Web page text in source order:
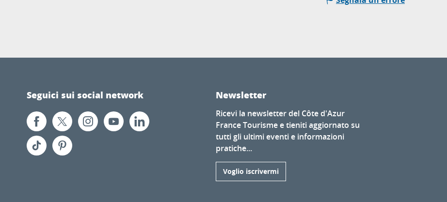
Seguici sui social network Newsletter
Ricevi la newsletter del Côte d'Azur
France Tourisme e tieniti aggiornato su
tutti gli ultimi eventi e informazioni
pratiche...
Voglio iscrivermi